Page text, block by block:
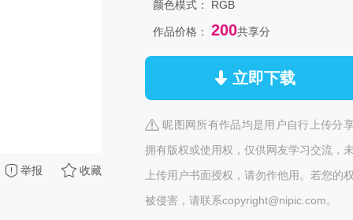
举报 收藏
颜色模式： RGB
作品价格： 200共享分
立即下载
昵图网所有作品均是用户自行上传分
拥有版权或使用权，仅供网友学习交流，
上传用户书面授权，请勿作他用。若您的
被侵害，请联系copyright@nipic.com。